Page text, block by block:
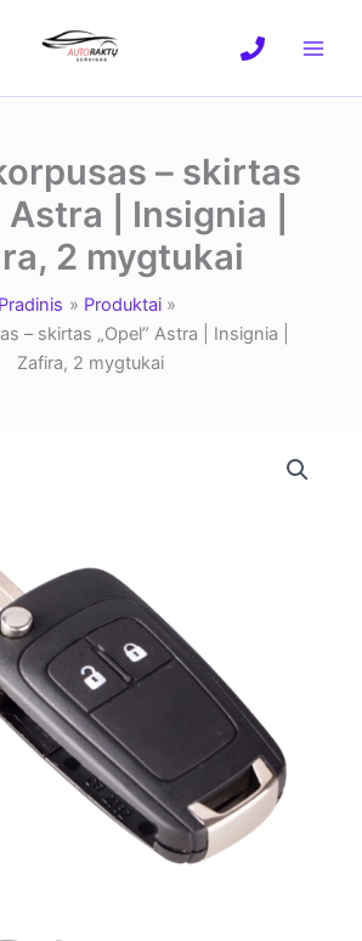
– skirtas
Astra | Insignia |
2 mygtukai
Pradinis
Produktai
– skirtas „Opel” Astra | Insignia |
Zafira, 2 mygtukai